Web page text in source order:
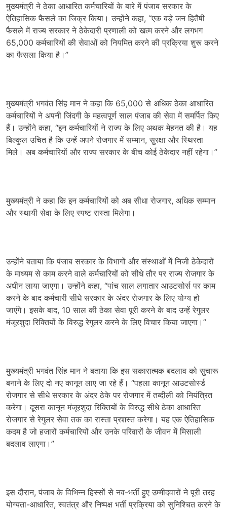
मुख्यमंत्री ने ठेका आधारित कर्मचारियों के बारे में पंजाब सरकार के
ऐतिहासिक फैसले का जिक्र किया। उन्होंने कहा, “एक बड़े जन हितैषी
फैसले में राज्य सरकार ने ठेकेदारी प्रणाली को खत्म करने और लगभग
65,000 कर्मचारियों की सेवाओं को नियमित करने की प्रक्रिया शुरू करने
का फैसला किया है।”
मुख्यमंत्री भगवंत सिंह मान ने कहा कि 65,000 से अधिक ठेका आधारित
कर्मचारियों ने अपनी जिंदगी के महत्वपूर्ण साल पंजाब की सेवा में समर्पित किए
हैं। उन्होंने कहा, “इन कर्मचारियों ने राज्य के लिए अथक मेहनत की है। यह
बिल्कुल उचित है कि उन्हें अपने रोजगार में सम्मान, सुरक्षा और स्थिरता
मिले। अब कर्मचारियों और राज्य सरकार के बीच कोई ठेकेदार नहीं रहेगा।”
मुख्यमंत्री ने कहा कि इन कर्मचारियों को अब सीधा रोजगार, अधिक सम्मान
और स्थायी सेवा के लिए स्पष्ट रास्ता मिलेगा।
उन्होंने बताया कि पंजाब सरकार के विभागों और संस्थाओं में निजी ठेकेदारों
के माध्यम से काम करने वाले कर्मचारियों को सीधे तौर पर राज्य रोजगार के
अधीन लाया जाएगा। उन्होंने कहा, “पांच साल लगातार आउटसोर्स पर काम
करने के बाद कर्मचारी सीधे सरकार के अंदर रोजगार के लिए योग्य हो
जाएंगे। इसके बाद, 10 साल की ठेका सेवा पूरी करने के बाद उन्हें रेगुलर
मंजूरशुदा रिक्तियों के विरुद्ध रेगुलर करने के लिए विचार किया जाएगा।”
मुख्यमंत्री भगवंत सिंह मान ने बताया कि इस सकारात्मक बदलाव को सुचारू
बनाने के लिए दो नए कानून लाए जा रहे हैं। “पहला कानून आउटसोर्स्ड
रोजगार से सीधे सरकार के अंदर ठेके पर रोजगार में तब्दीली को नियंत्रित
करेगा। दूसरा कानून मंजूरशुदा रिक्तियों के विरुद्ध सीधे ठेका आधारित
रोजगार से रेगुलर सेवा तक का रास्ता प्रशस्त करेगा। यह एक ऐतिहासिक
कदम है जो हजारों कर्मचारियों और उनके परिवारों के जीवन में मिसाली
बदलाव लाएगा।”
इस दौरान, पंजाब के विभिन्न हिस्सों से नव-भर्ती हुए उम्मीदवारों ने पूरी तरह
योग्यता-आधारित, स्वतंत्र और निष्पक्ष भर्ती प्रक्रिया को सुनिश्चित करने के